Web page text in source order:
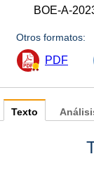
BOE-A-
Otros formatos:
PDF
Texto